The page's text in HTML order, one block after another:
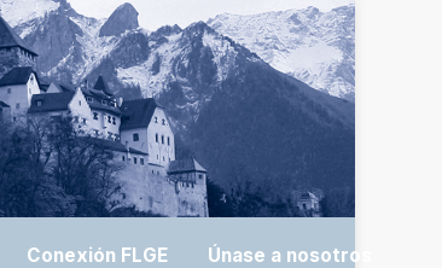
Conexión FLGE Únase a nosotros